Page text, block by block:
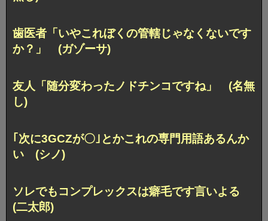
歯医者「いやこれぼくの管轄じゃなくないです
か？」 (ガゾーサ)
友人「随分変わったノドチンコですね」 (名無
し)
｢次に3GCZが〇｣とかこれの専門用語あるんか
い (シノ)
ソレでもコンプレックスは癖毛です言いよる
(二太郎)